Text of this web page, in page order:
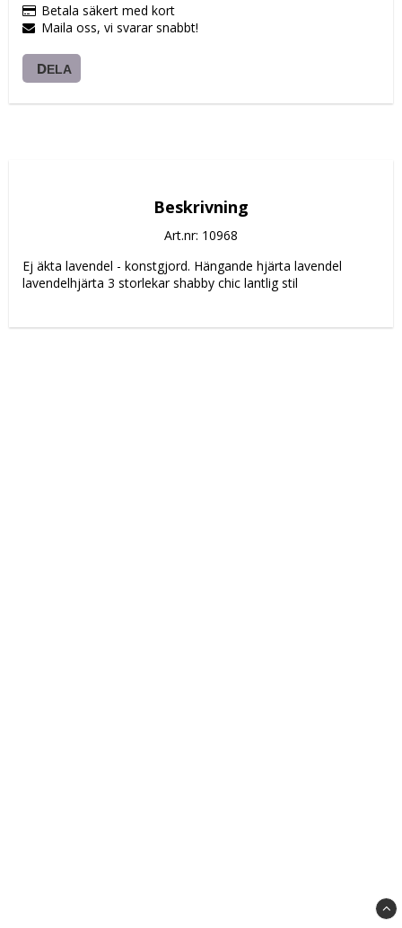
Betala säkert med kort
Maila oss, vi svarar snabbt!
DELA
Beskrivning
Art.nr: 10968
Ej äkta lavendel - konstgjord. Hängande hjärta lavendel
lavendelhjärta 3 storlekar shabby chic lantlig stil